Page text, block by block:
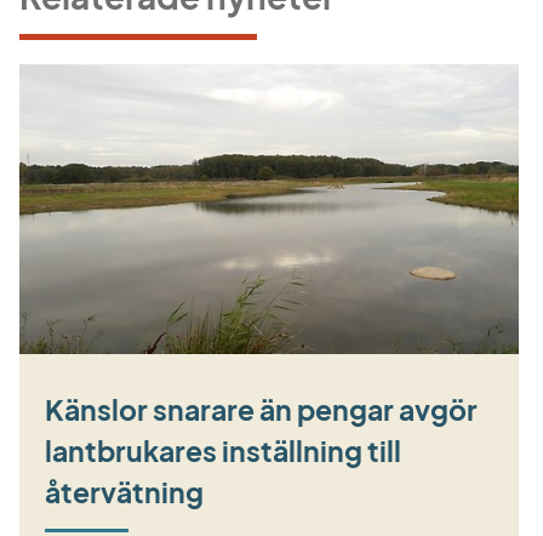
Känslor snarare än pengar avgör
lantbrukares inställning till
återvätning